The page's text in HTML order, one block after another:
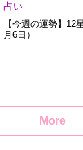
占い
【今週の運勢】12
月6日）
More